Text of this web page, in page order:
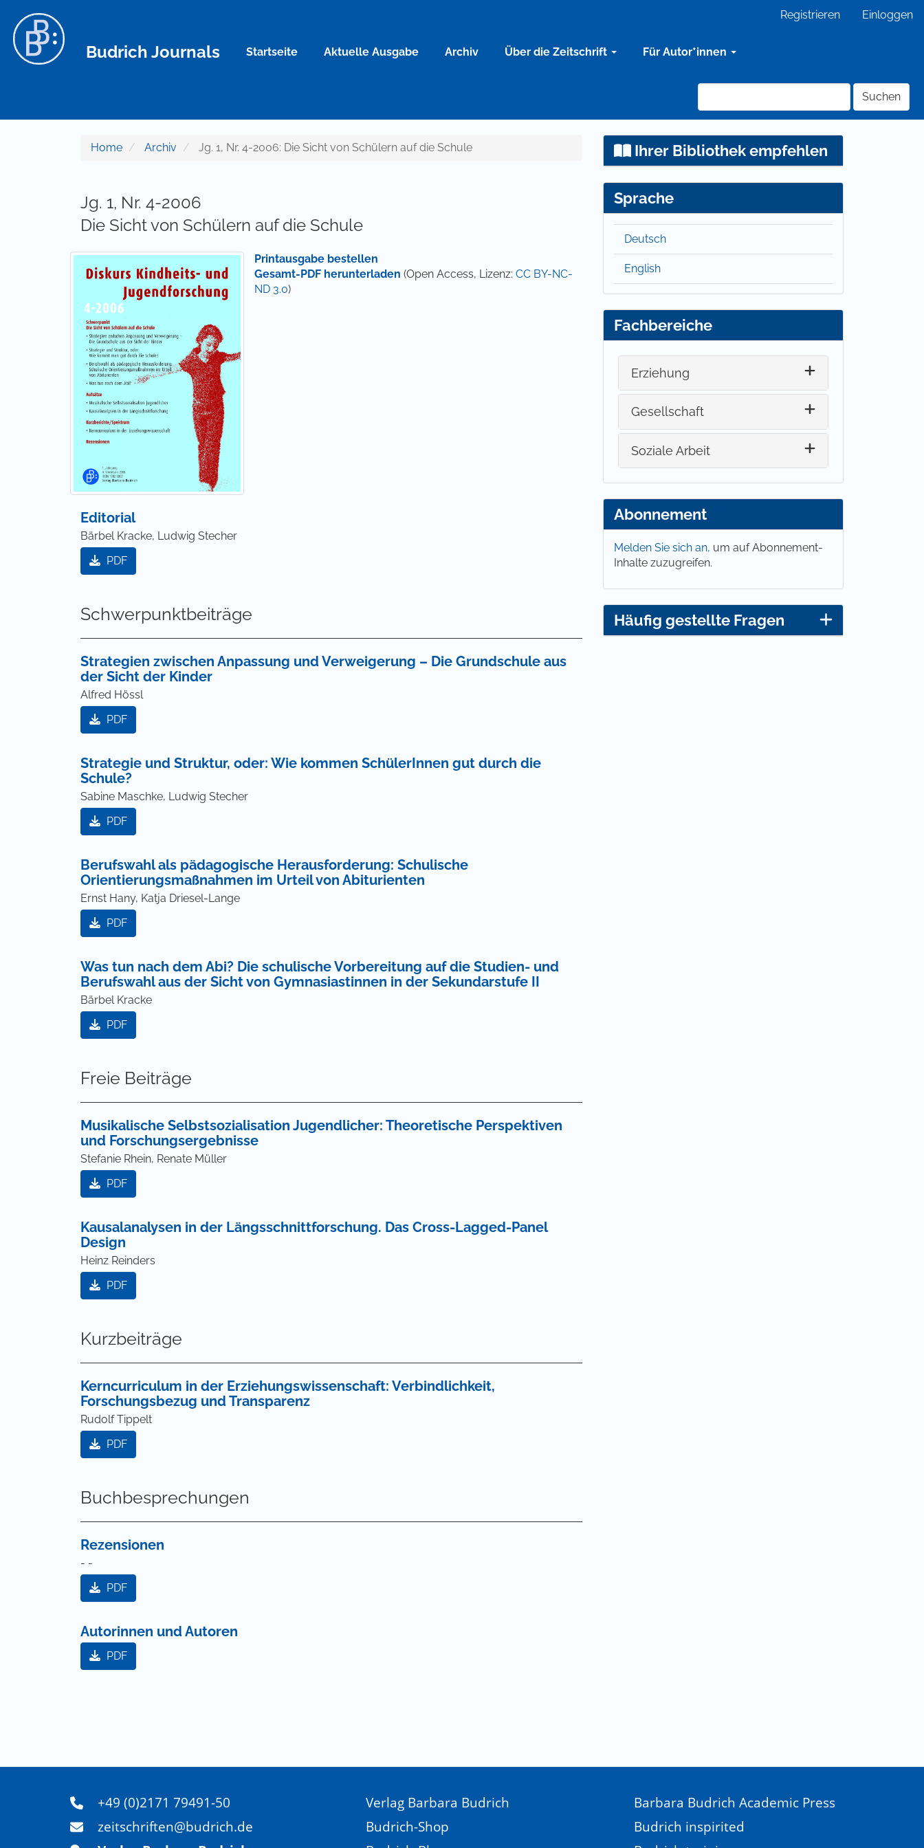
Hauptinhalt
Sidebar
Registrieren Einloggen
Budrich Journals Startseite Aktuelle Ausgabe Archiv Über die Zeitschrift Für Autor*innen
Suchen
Home Archiv Jg. 1, Nr. 4-2006: Die Sicht von Schülern auf die Schule
Jg. 1, Nr. 4-2006
Die Sicht von Schülern auf die Schule
Printausgabe bestellen
Gesamt-PDF herunterladen (Open Access, Lizenz:CC BY-NC-
ND 3.0)
Editorial
Bärbel Kracke, Ludwig Stecher
PDF
Schwerpunktbeiträge
Strategien zwischen Anpassung und Verweigerung – Die Grundschule aus
der Sicht der Kinder
Alfred Hössl
PDF
Strategie und Struktur, oder: Wie kommen SchülerInnen gut durch die
Schule?
Sabine Maschke, Ludwig Stecher
PDF
Berufswahl als pädagogische Herausforderung: Schulische
Orientierungsmaßnahmen im Urteil von Abiturienten
Ernst Hany, Katja Driesel-Lange
PDF
Was tun nach dem Abi? Die schulische Vorbereitung auf die Studien- und
Berufswahl aus der Sicht von Gymnasiastinnen in der Sekundarstufe II
Bärbel Kracke
PDF
Freie Beiträge
Musikalische Selbstsozialisation Jugendlicher: Theoretische Perspektiven
und Forschungsergebnisse
Stefanie Rhein, Renate Müller
PDF
Kausalanalysen in der Längsschnittforschung. Das Cross-Lagged-Panel
Design
Heinz Reinders
PDF
Kurzbeiträge
Kerncurriculum in der Erziehungswissenschaft: Verbindlichkeit,
Forschungsbezug und Transparenz
Rudolf Tippelt
PDF
Buchbesprechungen
Rezensionen
- -
PDF
Autorinnen und Autoren
PDF
Ihrer Bibliothek empfehlen
Sprache
Deutsch
English
Fachbereiche
Erziehung
Gesellschaft
Soziale Arbeit
Abonnement
Melden Sie sich an, um auf Abonnement-
Inhalte zuzugreifen.
Häufig gestellte Fragen
+49 (0)2171 79491-50
zeitschriften@budrich.de
Verlag Barbara Budrich
Budrich-Shop
Barbara Budrich Academic Press
Budrich inspirited